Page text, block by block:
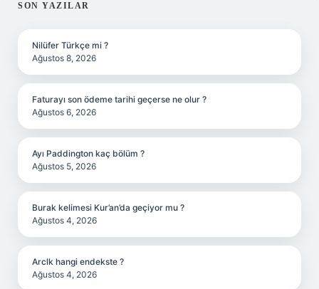
SIDEBAR
SON YAZILAR
Nilüfer Türkçe mi ?
Ağustos 8, 2026
Faturayı son ödeme tarihi geçerse ne olur ?
Ağustos 6, 2026
Ayı Paddington kaç bölüm ?
Ağustos 5, 2026
Burak kelimesi Kur’an’da geçiyor mu ?
Ağustos 4, 2026
Arclk hangi endekste ?
Ağustos 4, 2026